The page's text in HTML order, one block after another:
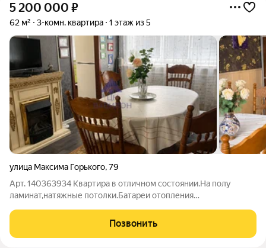
5 200 000 ₽
62 м² 3-комн. квартира 1 этаж из 5
улица Максима Горького,79
Арт. 140363934 Квартира в отличном состоянии.На полу
ламинат,натяжные потолки.Батареи отопления
ремонта.Два встроенных шкафа.Во дворе стоянка,двор
полностью облагорожен.Рядом
Позвонить